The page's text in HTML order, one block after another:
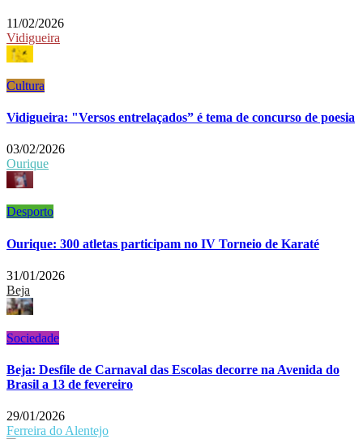
11/02/2026
Vidigueira
Cultura
Vidigueira: "Versos entrelaçados” é tema de concurso de poesia
03/02/2026
Ourique
Desporto
Ourique: 300 atletas participam no IV Torneio de Karaté
31/01/2026
Beja
Sociedade
Beja: Desfile de Carnaval das Escolas decorre na Avenida do
Brasil a 13 de fevereiro
29/01/2026
Ferreira do Alentejo